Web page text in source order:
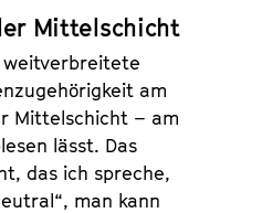
Mittelschicht
weitverbreitete
am
Mittelschicht – am
lässt. Das
das ich spreche,
man kann